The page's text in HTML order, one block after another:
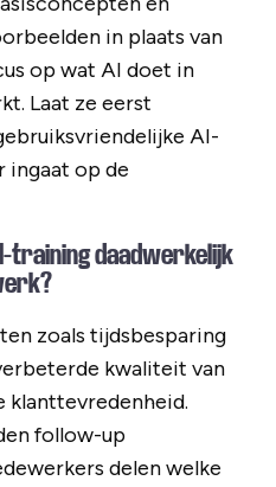
in plaats van
op wat AI doet in
Laat ze eerst
AI-
ingaat op de
training daadwerkelijk
zoals tijdsbesparing
kwaliteit van
klanttevredenheid.
follow-up
delen welke